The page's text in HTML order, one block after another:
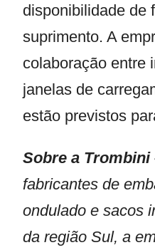
disponibilidade de
suprimento. A
colaboração entre
janelas de
estão previstos
Sobre a Trombini
fabricantes de
ondulado e sacos
da região Sul, a